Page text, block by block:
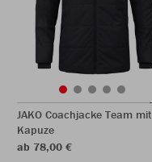
JAKO Coachjacke Team mit
Kapuze
ab 78,00 €